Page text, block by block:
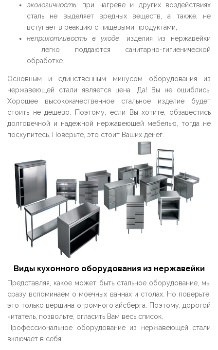
экологичность: при нагреве и других воздействиях
сталь не выделяет вредных веществ, а также, не
вступает в реакцию с пищевыми продуктами;
неприхотливость в уходе: изделия из нержавейки
легко поддаются санитарно-гигиенической
обработке.
Основным и единственным минусом оборудования из
нержавеющей стали является цена. Да! Вы не ошиблись.
Хорошее высококачественное стальное изделие будет
стоить не дешево. Поэтому, если Вы хотите, обзавестись
долговечной и надежной нержавеющей мебелью, тогда не
поскупитесь. Поверьте, это стоит Ваших денег.
Виды кухонного оборудования из нержавейки
Представляя, какое может быть стальное оборудование, мы
сразу вспоминаем о моечных ваннах и столах. Но поверьте,
это только вершина огромного айсберга. Поэтому, дорогой
читатель, позвольте, огласить Вам весь список.
Профессиональное оборудование из нержавеющей стали
включает в себя: